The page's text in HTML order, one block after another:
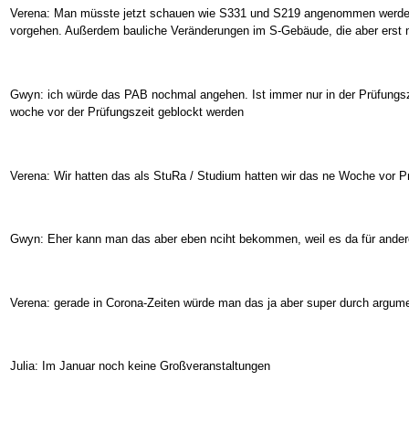
Verena: Man müsste jetzt schauen wie S331 und S219 angenommen
vorgehen. Außerdem bauliche Veränderungen im S-Gebäude, die aber
Gwyn: ich würde das PAB nochmal angehen. Ist immer nur in der
woche vor der Prüfungszeit geblockt werden
Verena: Wir hatten das als StuRa / Studium hatten wir das ne Woche vor
Gwyn: Eher kann man das aber eben nciht bekommen, weil es da für
Verena: gerade in Corona-Zeiten würde man das ja aber super durch
Julia: Im Januar noch keine Großveranstaltungen